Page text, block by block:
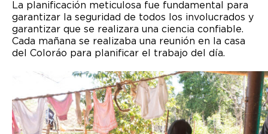
La planificación meticulosa fue fundamental para
garantizar la seguridad de todos los involucrados y
garantizar que se realizara una ciencia confiable.
Cada mañana se realizaba una reunión en la casa
del Coloráo para planificar el trabajo del día.